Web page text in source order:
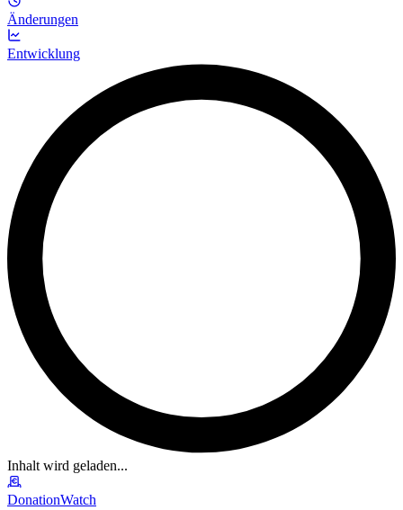
Änderungen
Entwicklung
Inhalt wird geladen...
DonationWatch